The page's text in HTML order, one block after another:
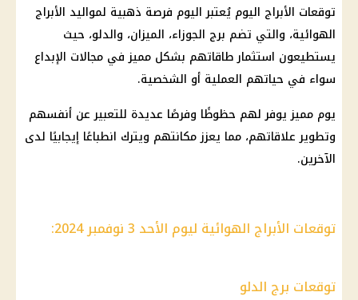
توقعات الأبراج اليوم يُعتبراليوم فرصة ذهبية لمواليد الأبراج
الهوائية، والتي تضم برج الجوزاء، الميزان، والدلو، حيث
يستطيعون استثمارطاقاتهم بشكل مميز في مجالات الإبداع
سواء في حياتهم العملية أو الشخصية.
يوم مميز يوفر لهم حظوظًا وفرصًا عديدة للتعبير عن أنفسهم
وتطوير علاقاتهم، مما يعزز مكانتهم ويترك انطباعًا إيجابيًا لدى
الآخرين.
توقعات الأبراج الهوائية ليوم الأحد 3 نوفمبر 2024:
توقعات برج الدلو